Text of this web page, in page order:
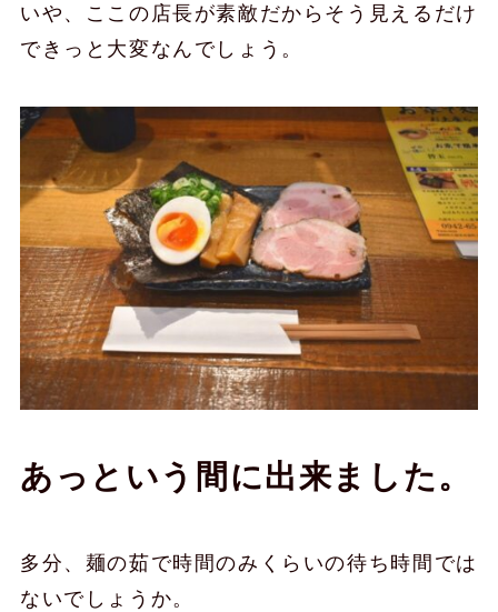
いや、ここの店長が素敵だからそう見えるだけ
できっと大変なんでしょう。
あっという間に出来ました。
多分、麺の茹で時間のみくらいの待ち時間では
ないでしょうか。